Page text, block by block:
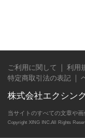
ご利用に関して 利用
特定商取引法の表記
株式会社エクシン
当サイトのすべての文章や
Copyright XING INC.All Rights